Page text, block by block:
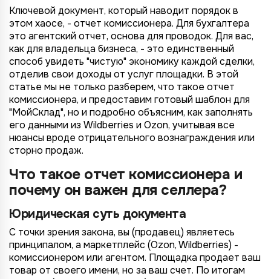
Ключевой документ, который наводит порядок в
этом хаосе, - отчет комиссионера. Для бухгалтера
это агентский отчет, основа для проводок. Для вас,
как для владельца бизнеса, - это единственный
способ увидеть "чистую" экономику каждой сделки,
отделив свои доходы от услуг площадки. В этой
статье мы не только разберем, что такое отчет
комиссионера, и предоставим готовый шаблон для
"МойСклад", но и подробно объясним, как заполнять
его данными из Wildberries и Ozon, учитывая все
нюансы вроде отрицательного вознаграждения или
сторно продаж.
Что такое отчет комиссионера и
почему он важен для селлера?
Юридическая суть документа
С точки зрения закона, вы (продавец) являетесь
принципалом, а маркетплейс (Ozon, Wildberries) -
комиссионером или агентом. Площадка продает ваш
товар от своего имени, но за ваш счет. По итогам